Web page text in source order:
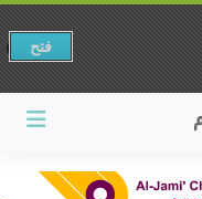
فتح